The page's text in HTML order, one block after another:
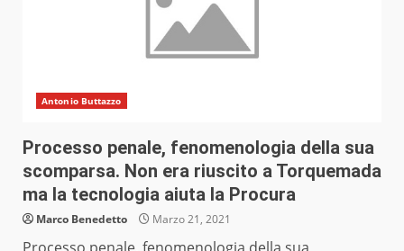
Antonio Buttazzo
Processo penale, fenomenologia della sua
scomparsa. Non era riuscito a Torquemada
ma la tecnologia aiuta la Procura
Marco Benedetto Marzo 21, 2021